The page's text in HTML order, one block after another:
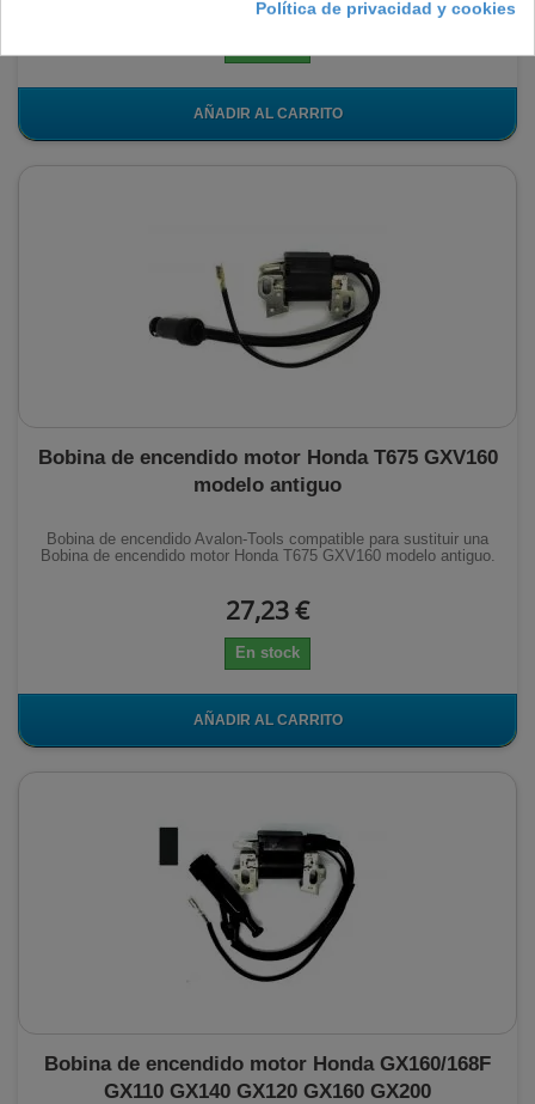
AÑADIR AL CARRITO
Bobina de encendido motor Honda T675 GXV160
modelo antiguo
Bobina de encendido Avalon-Tools compatible para sustituir una
Bobina de encendido motor Honda T675 GXV160 modelo antiguo.
27,23 €
En stock
AÑADIR AL CARRITO
Bobina de encendido motor Honda GX160/168F
GX110 GX140 GX120 GX160 GX200
Política de privacidad y cookies